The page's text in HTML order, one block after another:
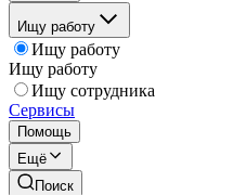
Ищу работу
Ищу работу
Ищу работу
Ищу сотрудника
Сервисы
Помощь
Ещё
Поиск